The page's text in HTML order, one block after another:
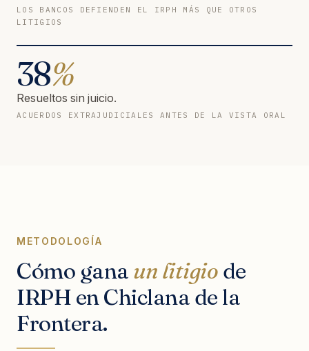
LOS BANCOS DEFIENDEN EL IRPH MÁS QUE OTROS
LITIGIOS
38%
Resueltos sin juicio.
ACUERDOS EXTRAJUDICIALES ANTES DE LA VISTA ORAL
METODOLOGÍA
Cómo gana un litigio de
IRPH en Chiclana de la
Frontera.